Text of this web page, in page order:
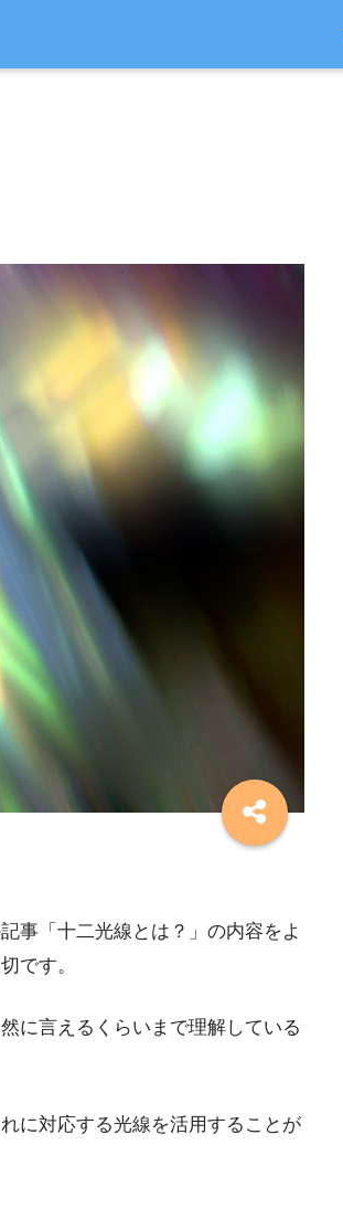
事「十二光線とは？」の内容をよ
です。
に言えるくらいまで理解している
に対応する光線を活用することが